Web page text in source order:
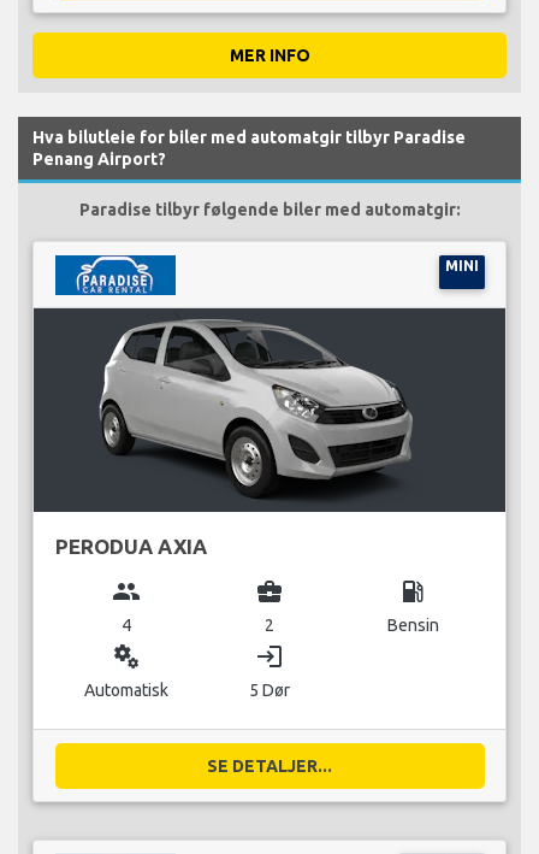
MER INFO
Hva bilutleie for biler med automatgir tilbyr Paradise
Penang Airport?
Paradise tilbyr følgende biler med automatgir:
MINI
PERODUA AXIA
group
4
business_center
2
local_gas_station
Bensin
miscellaneous_services
Automatisk
login
5 Dør
SE DETALJER...